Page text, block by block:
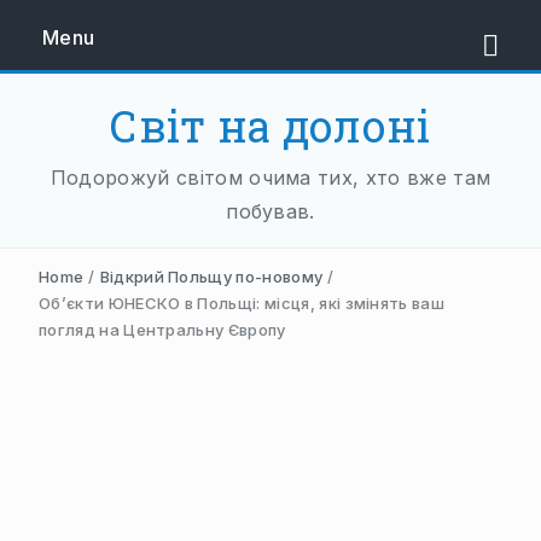
Menu
ЄВРОПА
ЗАХІДНА ЄВРОПА
НІДЕРЛАНДИ
НІМЕЧЧИНА
Світ на долоні
Подорожуй світом очима тих, хто вже там
побував.
Home / Відкрий Польщу по-новому /
Об’єкти ЮНЕСКО в Польщі: місця, які змінять ваш
погляд на Центральну Європу